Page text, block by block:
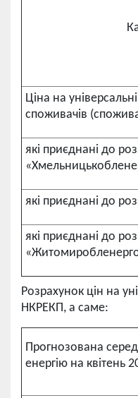
Ціна на
споживачів
які приєднані до
які приєднані до
які приєднані до
Розрахунок цін на
НКРЕКП, а саме:
Прогнозована
енергію на квітень